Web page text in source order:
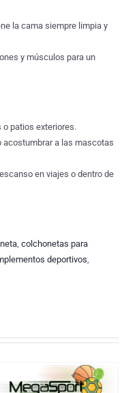
la cama siempre limpia y
y músculos para un
o patios exteriores.
acostumbrar a las mascotas
en viajes o dentro de
colchonetas para
deportivos